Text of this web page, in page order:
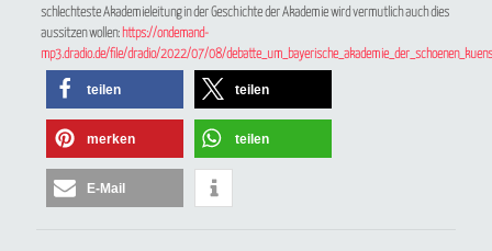
schlechteste Akademieleitung in der Geschichte der Akademie wird vermutlich auch dies
aussitzen wollen: https://ondemand-
mp3.dradio.de/file/dradio/2022/07/08/
teilen teilen
merken teilen
E-Mail